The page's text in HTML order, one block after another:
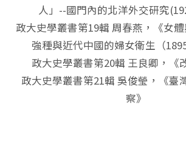
人」--國門內的北洋外交研究
政大史學叢書第19輯 周春燕，《女
強種與近代中國的婦女衛生（
政大史學叢書第20輯 王良卿，《
政大史學叢書第21輯 吳俊瑩，《臺
察》